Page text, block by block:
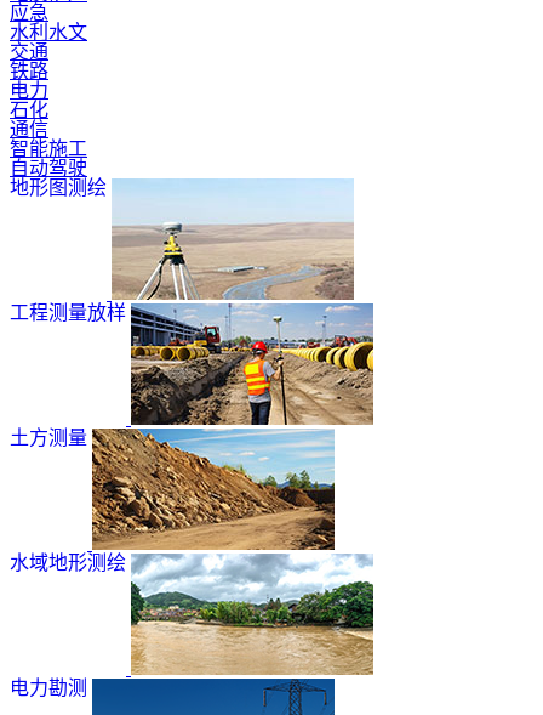
应急
水利水文
交通
铁路
电力
石化
通信
智能施工
自动驾驶
地形图测绘
工程测量放样
土方测量
水域地形测绘
电力勘测